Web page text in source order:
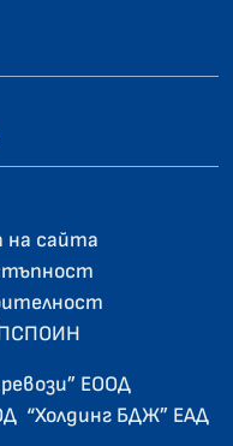
на сайта
ЕООД
“Холдинг БДЖ” ЕАД